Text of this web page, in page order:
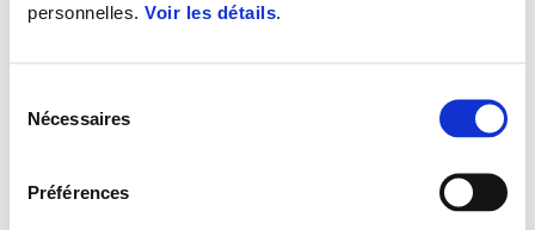
personnelles. Voir les détails
Nécessaires
Préférences